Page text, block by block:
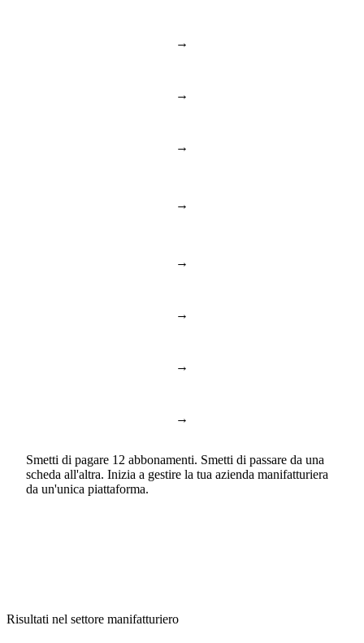
→
→
→
→
→
→
→
→
Smetti di pagare 12 abbonamenti. Smetti di passare da una
scheda all'altra. Inizia a gestire la tua azienda manifatturiera
da un'unica piattaforma.
Risultati nel settore manifatturiero